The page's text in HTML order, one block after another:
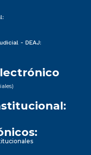
- DEAJ: